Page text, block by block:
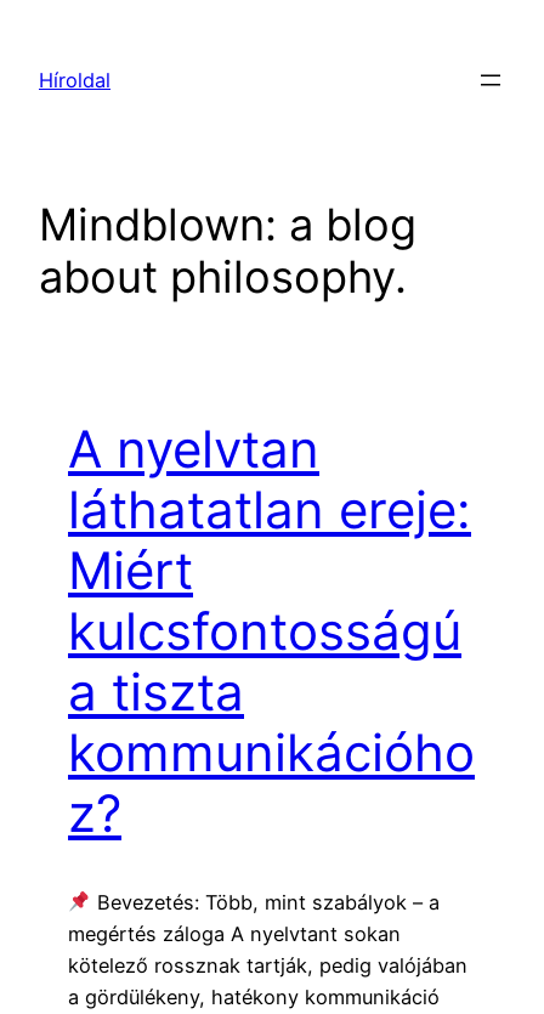
tartalomhoz
Híroldal
Mindblown: a blog
about philosophy.
A nyelvtan
láthatatlan ereje:
Miért
kulcsfontosságú
a tiszta
kommunikációho
z?
Bevezetés: Több, mint szabályok – a
megértés záloga A nyelvtant sokan
kötelező rossznak tartják, pedig valójában
a gördülékeny, hatékony kommunikáció